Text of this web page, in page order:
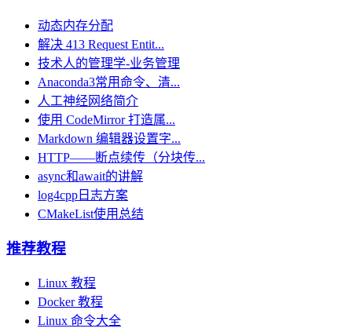
动态内存分配
解决 413 Request Entit...
技术人的管理学-业务管理
Anaconda3常用命令、清...
人工神经网络简介
使用 CodeMirror 打造属...
Markdown 编辑器设置字...
HTTP——断点续传（分块传...
async和await的讲解
log4cpp日志方案
CMakeList使用总结
推荐教程
Linux 教程
Docker 教程
Linux 命令大全